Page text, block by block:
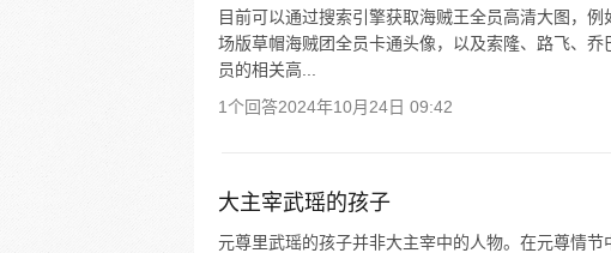
目前可以通过搜索引擎获取海贼王全员高清大图，
场版草帽海贼团全员卡通头像，以及索隆、路飞、
员的相关高...
1个回答2024年10月24日 09:42
大主宰武瑶的孩子
元尊里武瑶的孩子并非大主宰中的人物。在元尊情